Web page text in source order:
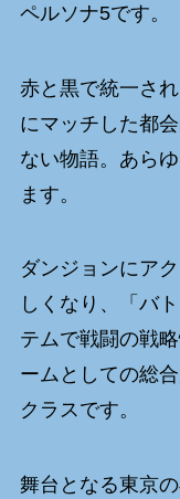
ペルソナ5です。
赤と黒で統一さ
にマッチした都
ない物語。あら
ます。
ダンジョンにア
しくなり、「バ
テムで戦闘の戦
ームとしての総
クラスです。
舞台となる東京